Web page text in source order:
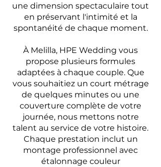
une dimension spectaculaire tout
en préservant l'intimité et la
spontanéité de chaque moment.
À Melilla, HPE Wedding vous
propose plusieurs formules
adaptées à chaque couple. Que
vous souhaitiez un court métrage
de quelques minutes ou une
couverture complète de votre
journée, nous mettons notre
talent au service de votre histoire.
Chaque prestation inclut un
montage professionnel avec
étalonnage couleur